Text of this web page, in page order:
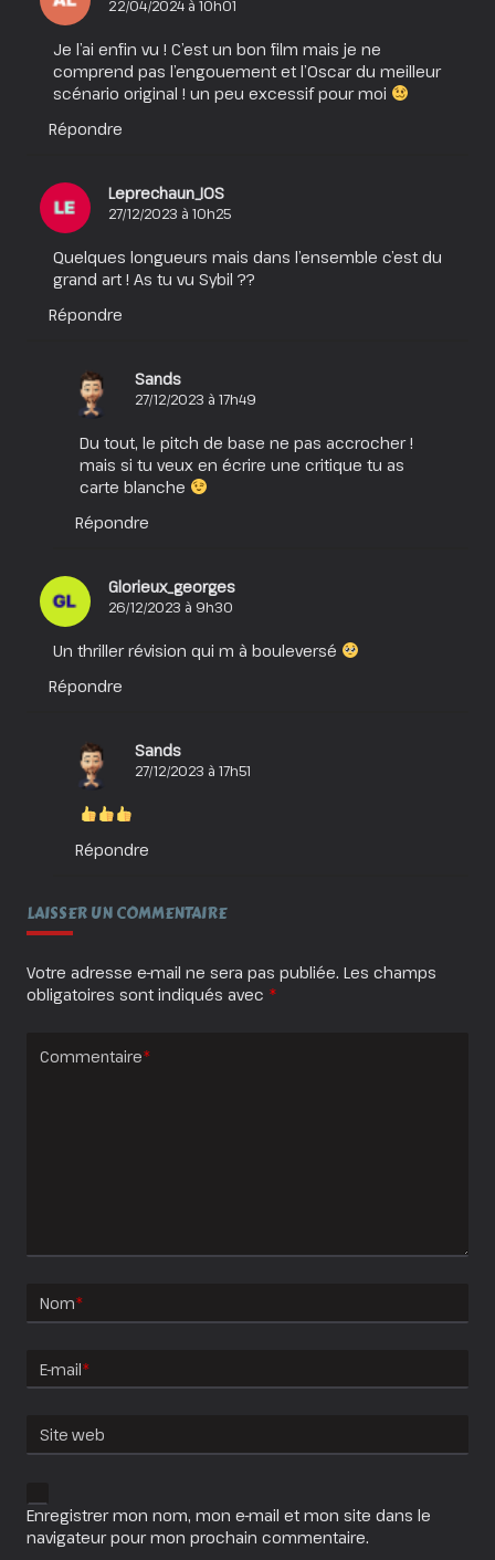
22/04/2024 à 10h01
Je l’ai enfin vu ! C’est un bon film mais je ne
comprend pas l’engouement et l’Oscar du meilleur
scénario original ! un peu excessif pour moi
Répondre
Leprechaun_IOS
27/12/2023 à 10h25
Quelques longueurs mais dans l’ensemble c’est du
grand art ! As tu vu Sybil ??
Répondre
Sands
27/12/2023 à 17h49
Du tout, le pitch de base ne pas accrocher !
mais si tu veux en écrire une critique tu as
carte blanche
Répondre
Glorieux_georges
26/12/2023 à 9h30
Un thriller révision qui m à bouleversé
Répondre
Sands
27/12/2023 à 17h51
Répondre
LAISSER UN COMMENTAIRE
Votre adresse e-mail ne sera pas publiée. Les champs
obligatoires sont indiqués avec *
Commentaire*
Nom*
E-mail*
Site web
Enregistrer mon nom, mon e-mail et mon site dans le
navigateur pour mon prochain commentaire.